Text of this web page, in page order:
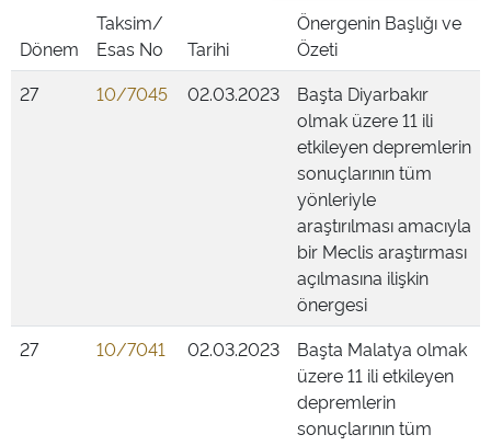
Dönem
Taksim/
Esas No
Tarihi
Önergenin Başlığı ve
Özeti
27
10/7045 02.03.2023
Başta Diyarbakır
olmak üzere 11 ili
etkileyen depremlerin
sonuçlarının tüm
yönleriyle
araştırılması amacıyla
bir Meclis araştırması
açılmasına ilişkin
önergesi
27
10/7041 02.03.2023
Başta Malatya olmak
üzere 11 ili etkileyen
depremlerin
sonuçlarının tüm